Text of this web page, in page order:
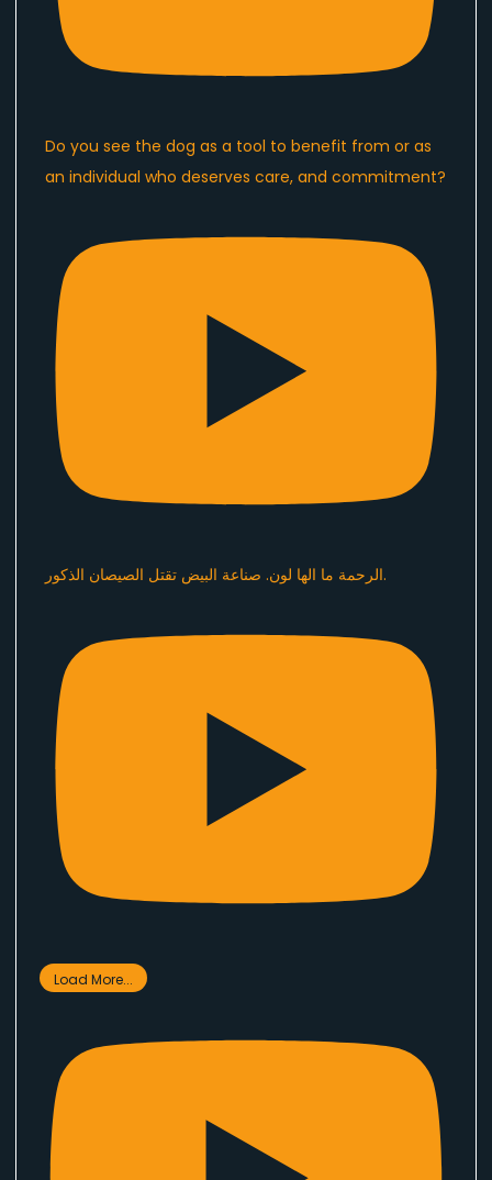
Do you see the dog as a tool to benefit from or as
an individual who deserves care, and commitment?
الرحمة ما الها لون. صناعة البيض تقتل الصيصان الذكور.
Load More...